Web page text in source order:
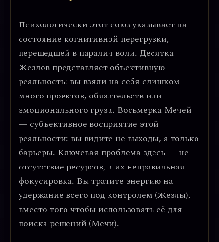
Психологически этот союз указывает на
состояние когнитивной перегрузки,
перешедшей в паралич воли. Десятка
Жезлов представляет объективную
реальность: вы взяли на себя слишком
много проектов, обязательств или
эмоционального груза. Восьмерка Мечей
— субъективное восприятие этой
реальности: вы видите не выходы, а только
барьеры. Ключевая проблема здесь — не
отсутствие ресурсов, а их неправильная
фокусировка. Вы тратите энергию на
удержание всего под контролем (Жезлы),
вместо того чтобы использовать её для
поиска решений (Мечи).